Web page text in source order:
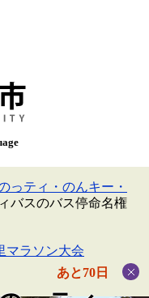
っティ・のんキー・
バスのバス停命名権
マラソン大会
あと70日